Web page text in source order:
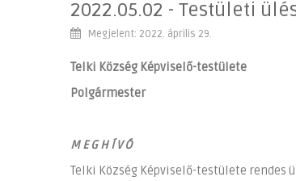
2022.05.02 - Testületi
Megjelent: 2022. április 29.
Telki Község Képviselő-testülete
Polgármester
M E G H Í V Ó
Telki Község Képviselő-testülete